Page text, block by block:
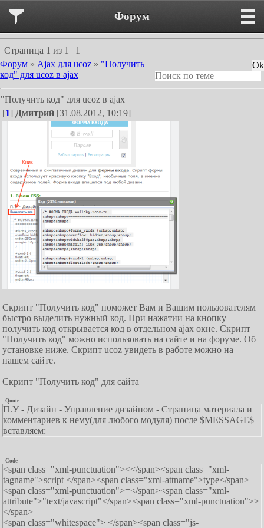
Форум
Страница 1 из 1
1
Форум » Ajax для ucoz » "Получить
код" для ucoz в ajax
"Получить код" для ucoz в ajax
[1] Дмитрий [31.08.2012, 10:19]
Скрипт "Получить код" поможет Вам и Вашим пользователям
быстро выделить нужный код. При нажатии на кнопку
получить код открывается код в отдельном ajax окне. Скрипт
"Получить код" можно использовать на сайте и на форуме. Об
установке ниже. Скрипт ucoz увидеть в работе можно на
нашем сайте.
Скрипт "Получить код" для сайта
Quote
П.У - Дизайн - Управление дизайном - Страница материала и
комментариев к нему(для любого модуля) после $MESSAGE$
вставляем:
Code
<span class="xml-punctuation"><</span><span class="xml-
tagname">script </span><span class="xml-attname">type</span>
<span class="xml-punctuation">=</span><span class="xml-
attribute">"text/javascript"</span><span class="xml-punctuation">>
</span>
<span class="whitespace"> </span><span class="js-